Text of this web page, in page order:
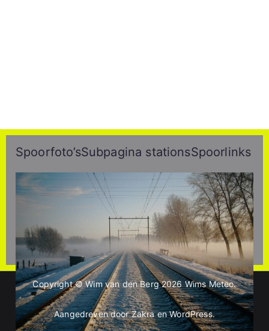
Spoorfoto’sSubpagina stationsSpoorlinks
Copyright © Wim van den Berg 2026Wims Meteo.
Aangedreven doorZakraenWordPress.